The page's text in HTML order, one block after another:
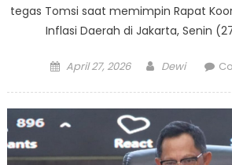
tegas Tomsi saat memimpin Rapat
Inflasi Daerah di Jakarta, Senin
Posted
April 27, 2026 Author
Dewi